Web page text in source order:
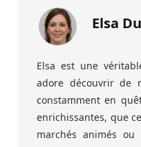
Elsa
Elsa est une
adore découvrir de
constamment en
enrichissantes, que
marchés animés